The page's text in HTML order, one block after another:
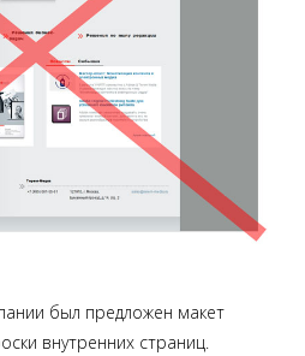
был предложен макет
внутренних страниц.